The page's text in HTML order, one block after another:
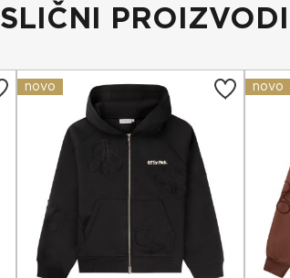
SLIČNI PROIZVODI
novo novo